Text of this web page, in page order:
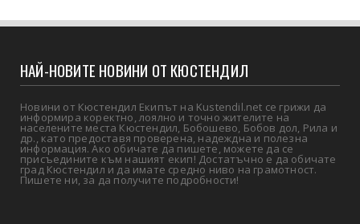
НАЙ-НОВИТЕ НОВИНИ ОТ КЮСТЕНДИЛ
Новини от Кюстендил Екипът на Kustendil.net се грижи да
информира коректно, лоялно и точно жителите на
населените места Кюстендил, Бобошево, Бобов дол, Рила и
др., като предоставя проверена, надеждна и полезна
информация. Ако обичате да пишете, можете да се
присъедините към нашият екип! Достатъчно е да обичате
град Кюстендил и да имате средно ниво на грамотност.
Пишете ни, за да получите подробности!